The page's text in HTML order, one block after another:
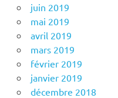
juin 2019
mai 2019
avril 2019
mars 2019
février 2019
janvier 2019
décembre 2018